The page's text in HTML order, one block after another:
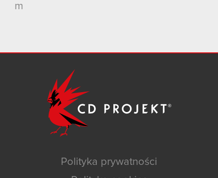
m
Polityka prywatności